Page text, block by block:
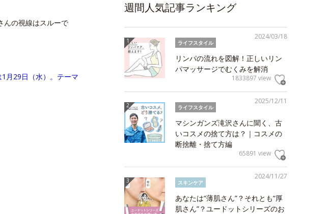
んの視線はスルーで
月29日（水）。テーマ
週間人気記事ランキング
2024/03/18
ライフスタイル
リンパの流れを図解！正しいリン
パマッサージでむくみを解消
1833897 view
2025/12/11
ライフスタイル
マシンガンズ滝沢さんに聞く、古
いコスメの捨て方は？｜コスメの
断捨離・捨て方編
65891 view
2024/11/27
スキンケア
あなたは“薄肌さん”？それとも“厚
肌さん”？ユードットシリーズのお